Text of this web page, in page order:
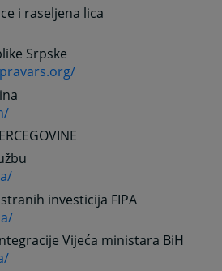
i raseljena lica
Srpske
investicija FIPA
Vijeća ministara BiH